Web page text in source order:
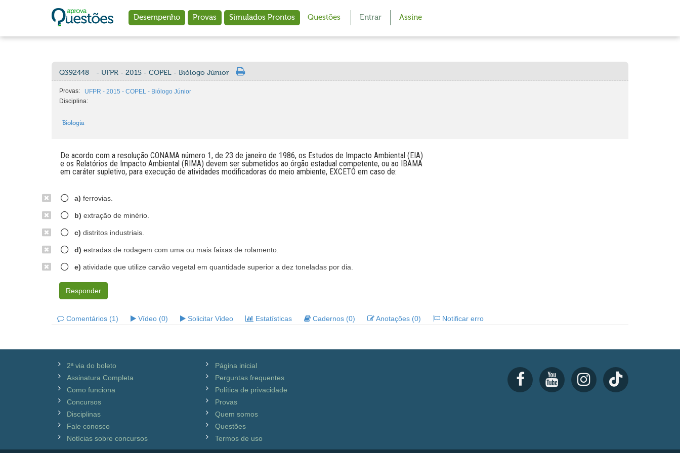
Desempenho Provas Simulados Prontos Questões Entrar Assine
Q392448 - UFPR - 2015 - COPEL - Biólogo Júnior
Provas:
UFPR - 2015 - COPEL - Biólogo Júnior
Disciplina:
Biologia
De acordo com a resolução CONAMA número 1, de 23 de janeiro de 1986, os Estudos de Impacto Ambiental (EIA)
e os Relatórios de Impacto Ambiental (RIMA) devem ser submetidos ao órgão estadual competente, ou ao IBAMA
em caráter supletivo, para execução de atividades modificadoras do meio ambiente, EXCETO em caso de:
a) ferrovias.
b) extração de minério.
c) distritos industriais.
d) estradas de rodagem com uma ou mais faixas de rolamento.
e) atividade que utilize carvão vegetal em quantidade superior a dez toneladas por dia.
Responder
Comentários (1) Vídeo (0) Solicitar Video Estatísticas Cadernos (0) Anotações (0) Notificar erro
2ª via do boleto
Assinatura Completa
Como funciona
Concursos
Disciplinas
Fale conosco
Notícias sobre concursos
Página inicial
Perguntas frequentes
Política de privacidade
Provas
Quem somos
Questões
Termos de uso